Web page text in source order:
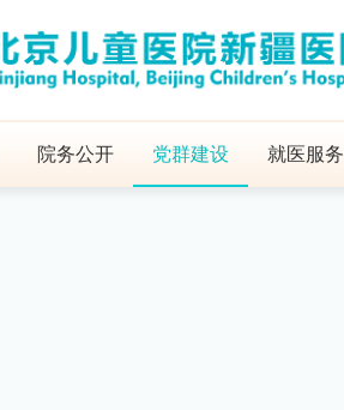
院务公开 党群建设 就医服务